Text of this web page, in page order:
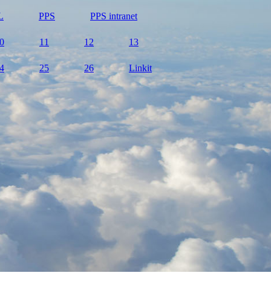
PPS PPS intranet
11 12 13
25 26 Linkit